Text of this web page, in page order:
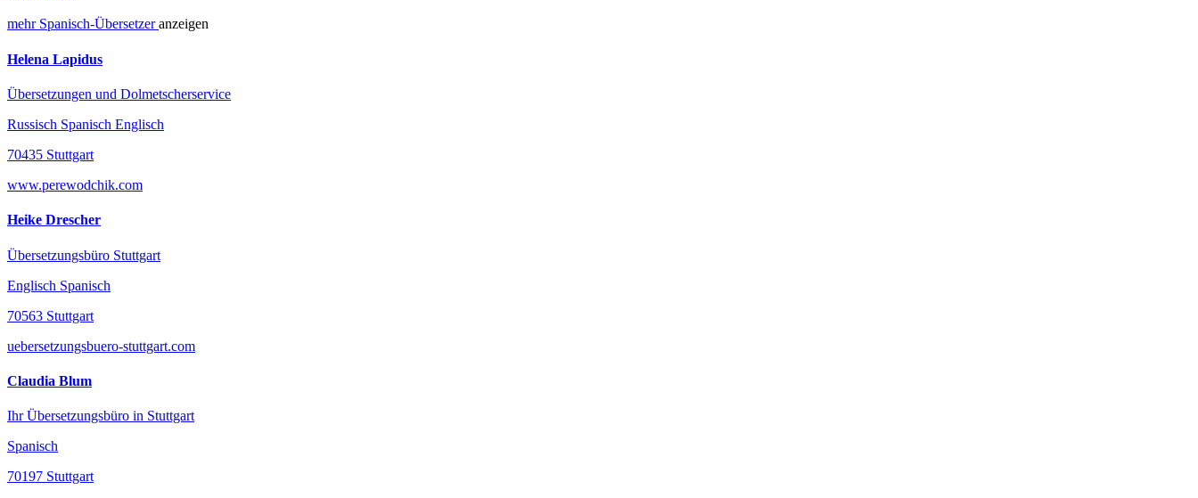
mehr Spanisch-Übersetzeranzeigen
Helena Lapidus
Übersetzungen und Dolmetscherservice
Russisch Spanisch Englisch
70435 Stuttgart
www.perewodchik.com
Heike Drescher
Übersetzungsbüro Stuttgart
Englisch Spanisch
70563 Stuttgart
uebersetzungsbuero-stuttgart.com
Claudia Blum
Ihr Übersetzungsbüro in Stuttgart
Spanisch
70197 Stuttgart